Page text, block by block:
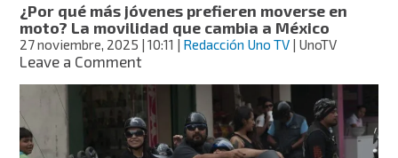
¿Por qué más jóvenes prefieren moverse en
moto? La movilidad que cambia a México
27 noviembre, 2025 | 10:11 | Redacción Uno TV | UnoTV
Leave a Commenton
qué
más
jóvenes
prefieren